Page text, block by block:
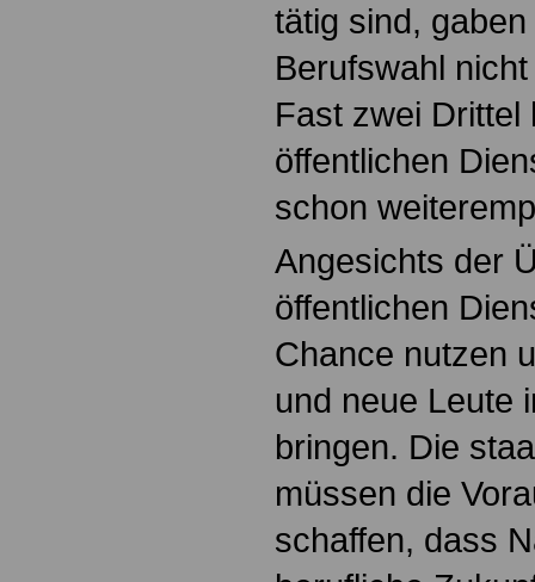
tätig sind,
Berufswahl
Fast zwei Drittel
öffentlichen
schon
Angesichts der
öffentlichen
Chance nutzen
und neue Leute
bringen. Die
müssen die
schaffen, dass